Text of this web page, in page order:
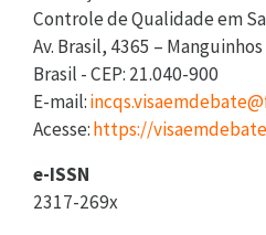
Controle de Qualidade em
Av. Brasil, 4365 –
Brasil - CEP: 21.040-900
E-mail:
Acesse:https://
e-ISSN
2317-269x